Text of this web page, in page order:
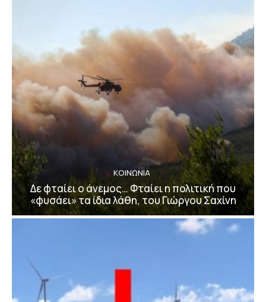
ΚΟΙΝΩΝΙΑ
Δε φταίει ο άνεμος… Φταίει η πολιτική που
«φυσάει» τα ίδια λάθη, του Γιώργου Σαχίνη